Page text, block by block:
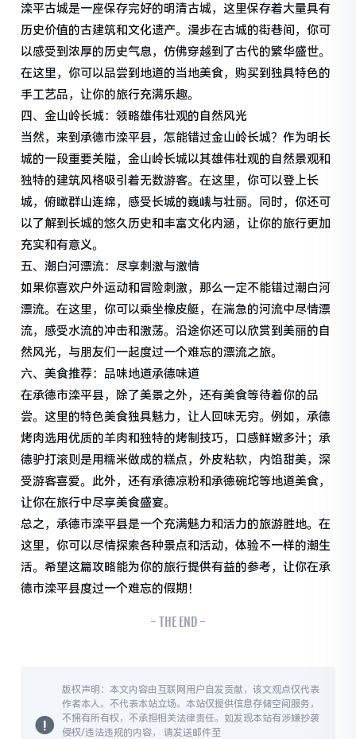
滦平古城是一座保存完好的明清古城，这里保存着大量具有
历史价值的古建筑和文化遗产。漫步在古城的街巷间，你可
以感受到浓厚的历史气息，仿佛穿越到了古代的繁华盛世。
在这里，你可以品尝到地道的当地美食，购买到独具特色的
手工艺品，让你的旅行充满乐趣。
四、金山岭长城：领略雄伟壮观的自然风光
当然，来到承德市滦平县，怎能错过金山岭长城？作为明长
城的一段重要关隘，金山岭长城以其雄伟壮观的自然景观和
独特的建筑风格吸引着无数游客。在这里，你可以登上长
城，俯瞰群山连绵，感受长城的巍峨与壮丽。同时，你还可
以了解到长城的悠久历史和丰富文化内涵，让你的旅行更加
充实和有意义。
五、潮白河漂流：尽享刺激与激情
如果你喜欢户外运动和冒险刺激，那么一定不能错过潮白河
漂流。在这里，你可以乘坐橡皮艇，在湍急的河流中尽情漂
流，感受水流的冲击和激荡。沿途你还可以欣赏到美丽的自
然风光，与朋友们一起度过一个难忘的漂流之旅。
六、美食推荐：品味地道承德味道
在承德市滦平县，除了美景之外，还有美食等待着你的品
尝。这里的特色美食独具魅力，让人回味无穷。例如，承德
烤肉选用优质的羊肉和独特的烤制技巧，口感鲜嫩多汁；承
德驴打滚则是用糯米做成的糕点，外皮粘软，内馅甜美，深
受游客喜爱。此外，还有承德凉粉和承德碗坨等地道美食，
让你在旅行中尽享美食盛宴。
总之，承德市滦平县是一个充满魅力和活力的旅游胜地。在
这里，你可以尽情探索各种景点和活动，体验不一样的潮生
活。希望这篇攻略能为你的旅行提供有益的参考，让你在承
德市滦平县度过一个难忘的假期！
- THE END -
版权声明：本文内容由互联网用户自发贡献，该文观点仅代表
作者本人。不代表本站立场。本站仅提供信息存储空间服务，
不拥有所有权，不承担相关法律责任。如发现本站有涉嫌抄袭
侵权/违法违规的内容， 请发送邮件至